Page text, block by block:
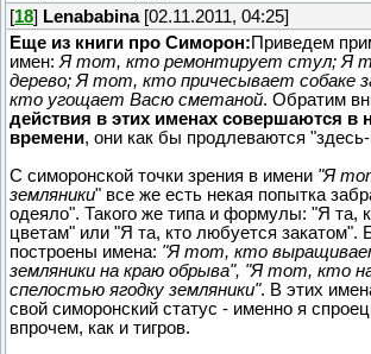
[18] Lenababina[02.11.2011, 04:25]
Еще из книги про Симорон:Приведем
имен: Я тот, кто ремонтирует стул; Я
дерево; Я тот, кто причесывает собаке
кто угощает Васю сметаной. Обратим
действия в этих именах совершаются в
времени, они как бы продлеваются
С симоронской точки зрения в имени "Я
земляники" все же есть некая попытка
одеяло". Такого же типа и формулы: "Я та,
цветам" или "Я та, кто любуется закатом".
построены имена: "Я тот, кто
земляники на краю обрыва", "Я тот, кто
спелостью ягодку земляники". В этих
свой симоронский статус - именно я
впрочем, как и тигров.